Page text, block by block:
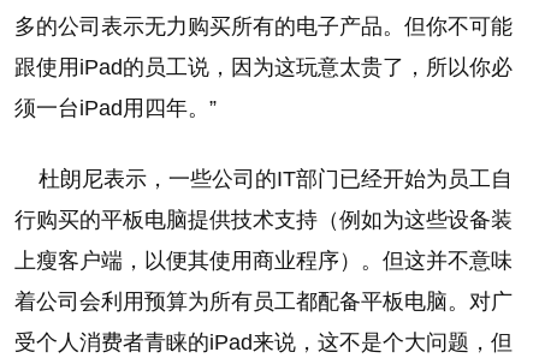
多的公司表示无力购买所有的电子产品。但你不可能
跟使用iPad的员工说，因为这玩意太贵了，所以你必
须一台iPad用四年。”
杜朗尼表示，一些公司的IT部门已经开始为员工自
行购买的平板电脑提供技术支持（例如为这些设备装
上瘦客户端，以便其使用商业程序）。但这并不意味
着公司会利用预算为所有员工都配备平板电脑。对广
受个人消费者青睐的iPad来说，这不是个大问题，但